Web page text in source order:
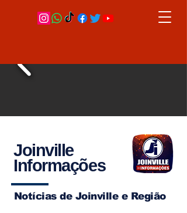
Joinville
Informações
Notícias de Joinville e Região